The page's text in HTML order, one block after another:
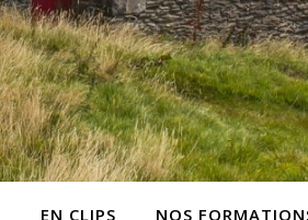
EN CLIPS NOS